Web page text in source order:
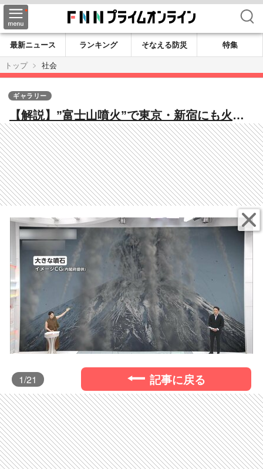
検索
最新ニュース ランキング そなえる防災
特集
トップ
社会
【解説】”富士山噴火”で東京・新宿にも火山
灰5㎝ 首都圏でも交通障害や停電の恐れ…生
活インフラへの影響も CG映像を分析
ギャラリー
1/21 記事に戻る